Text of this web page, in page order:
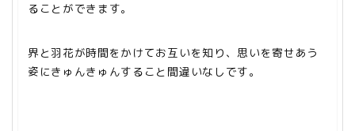
ることができます。
界と羽花が時間をかけてお互いを知り、思いを寄せあう
姿にきゅんきゅんすること間違いなしです。